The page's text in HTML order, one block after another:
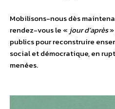
Mobilisons-nous dès
rendez-vous le « jour d’après»
publics pour reconstruire
social et démocratique, en
menées.